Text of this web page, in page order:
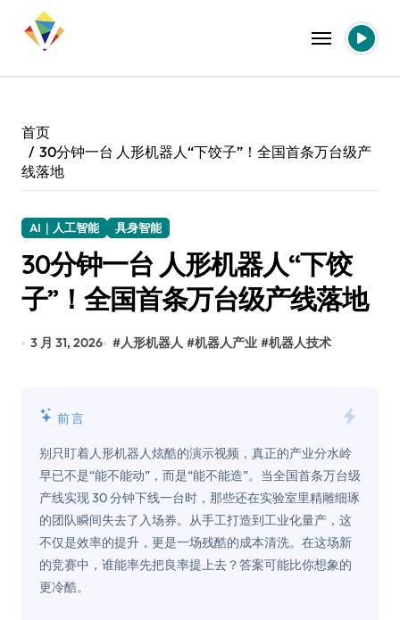
首页
30分钟一台 人形机器人“下饺子”！全国首条万台级产
线落地
AI｜人工智能 具身智能
30分钟一台 人形机器人“下饺
子”！全国首条万台级产线落地
3 月 31, 2026 #人形机器人 #机器人产业 #机器人技术
前言
别只盯着人形机器人炫酷的演示视频，真正的产业分水岭
早已不是“能不能动”，而是“能不能造”。当全国首条万台级
产线实现 30 分钟下线一台时，那些还在实验室里精雕细琢
的团队瞬间失去了入场券。从手工打造到工业化量产，这
不仅是效率的提升，更是一场残酷的成本清洗。在这场新
的竞赛中，谁能率先把良率提上去？答案可能比你想象的
更冷酷。